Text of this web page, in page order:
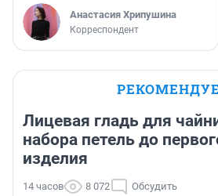
Анастасия Хрипушина
Корреспондент
Лицевая гладь для
набора петель до
изделия
14 часов 8 072 Обсудить